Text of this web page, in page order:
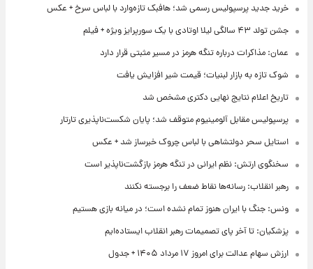
خرید جدید پرسپولیس رسمی شد؛ هافبک تازه‌وارد با لباس سرخ + عکس
جشن تولد ۴۳ سالگی لیلا اوتادی با یک سورپرایز ویژه + فیلم
عمان: مذاکرات درباره تنگه هرمز در مسیر مثبتی قرار دارد
شوک تازه به بازار لبنیات؛ قیمت شیر افزایش یافت
تاریخ اعلام نتایج نهایی دکتری مشخص شد
پرسپولیس مقابل آلومینیوم متوقف شد؛ پایان شکست‌ناپذیری تارتار
استایل سحر دولتشاهی با لباس چروک خبرساز شد + عکس
سخنگوی ارتش: نظم ایرانی در تنگه هرمز بازگشت‌ناپذیر است
رهبر انقلاب: رسانه‌ها نقاط ضعف را برجسته نکنند
ونس: جنگ با ایران هنوز تمام نشده است؛ در میانه بازی هستیم
پزشکیان: تا آخر پای تصمیمات رهبر انقلاب ایستاده‌ایم
ارزش سهام عدالت برای امروز ۱۷ مرداد ۱۴۰۵ + جدول